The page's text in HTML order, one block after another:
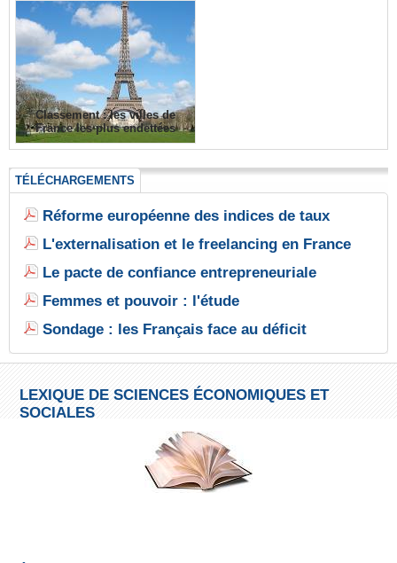
Classement : les villes de
France les plus endettées
TÉLÉCHARGEMENTS
Réforme européenne des indices de taux
L'externalisation et le freelancing en France
Le pacte de confiance entrepreneuriale
Femmes et pouvoir : l'étude
Sondage : les Français face au déficit
LEXIQUE DE SCIENCES ÉCONOMIQUES ET
SOCIALES